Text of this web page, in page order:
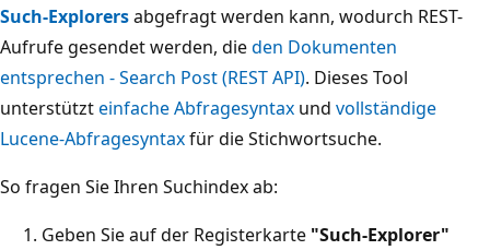
Such-Explorersabgefragt werden kann, wodurch REST-
Aufrufe gesendet werden, dieden Dokumenten
entsprechen - Search Post (REST API). Dieses Tool
unterstützteinfache Abfragesyntax und vollständige
Lucene-Abfragesyntaxfür die Stichwortsuche.
So fragen Sie Ihren Suchindex ab:
Geben Sie auf der Registerkarte "Such-Explorer"